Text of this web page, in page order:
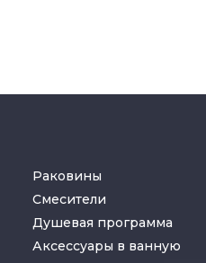
Раковины
Смесители
Душевая программа
Аксессуары в ванную